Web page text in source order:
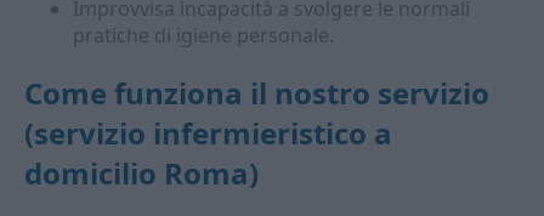
Improvvisa incapacità a svolgere le normali
pratiche di igiene personale.
Come funziona il nostro servizio
(servizio infermieristico a
domicilio Roma)